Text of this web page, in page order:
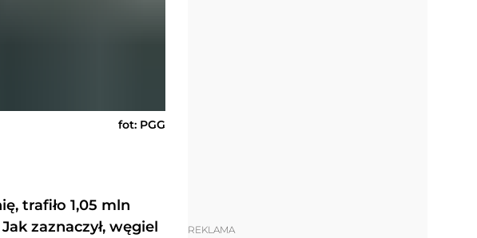
fot: PGG
trafiło 1,05 mln
zaznaczył, węgiel
REKLAMA